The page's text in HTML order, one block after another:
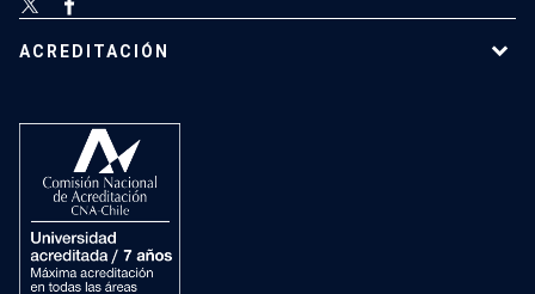
ACREDITACIÓN